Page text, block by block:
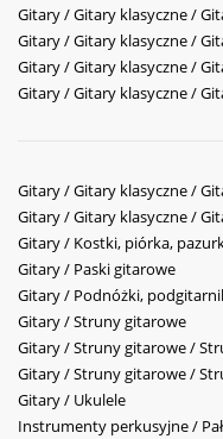
Gitary / Gitary klasyczne /
Gitary / Gitary klasyczne /
Gitary / Gitary klasyczne /
Gitary / Gitary klasyczne /
Gitary / Gitary klasyczne /
Gitary / Gitary klasyczne /
Gitary / Kostki, piórka,
Gitary / Paski gitarowe
Gitary / Podnóżki,
Gitary / Struny gitarowe
Gitary / Struny gitarowe /
Gitary / Struny gitarowe /
Gitary / Ukulele
Instrumenty perkusyjne /